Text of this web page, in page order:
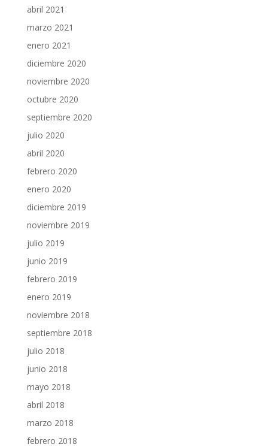
abril 2021
marzo 2021
enero 2021
diciembre 2020
noviembre 2020
octubre 2020
septiembre 2020
julio 2020
abril 2020
febrero 2020
enero 2020
diciembre 2019
noviembre 2019
julio 2019
junio 2019
febrero 2019
enero 2019
noviembre 2018
septiembre 2018
julio 2018
junio 2018
mayo 2018
abril 2018
marzo 2018
febrero 2018